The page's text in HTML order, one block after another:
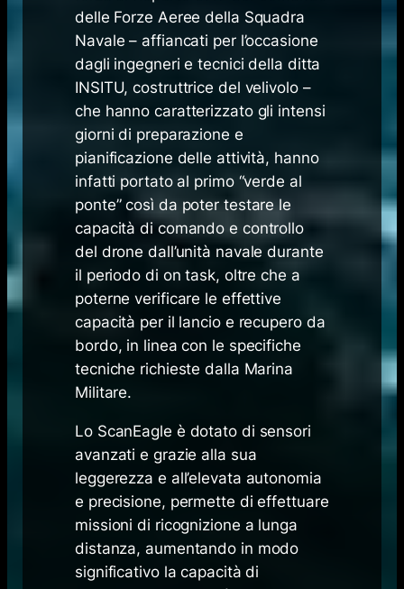
delle Forze Aeree della Squadra
Navale – affiancati per l’occasione
dagli ingegneri e tecnici della ditta
INSITU, costruttrice del velivolo –
che hanno caratterizzato gli intensi
giorni di preparazione e
pianificazione delle attività, hanno
infatti portato al primo “verde al
ponte” così da poter testare le
capacità di comando e controllo
del drone dall’unità navale durante
il periodo di on task, oltre che a
poterne verificare le effettive
capacità per il lancio e recupero da
bordo, in linea con le specifiche
tecniche richieste dalla Marina
Militare.
Lo ScanEagle è dotato di sensori
avanzati e grazie alla sua
leggerezza e all’elevata autonomia
e precisione, permette di effettuare
missioni di ricognizione a lunga
distanza, aumentando in modo
significativo la capacità di